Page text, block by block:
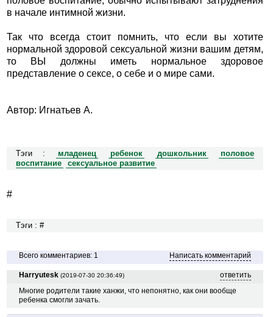
в начале интимной жизни.
Так что всегда стоит помнить, что если вы хотите
нормальной здоровой сексуальной жизни вашим детям,
то ВЫ должны иметь нормальное здоровое
представление о сексе, о себе и о мире сами.
Автор: Игнатьев А.
Тэги : младенец ребенок дошкольник
половое
воспитание
сексуальное развитие
#
Тэги : #
Всего комментариев: 1 Написать комментарий
Harryutesk (2019-07-30 20:36:49)
ответить
Многие родители такие ханжи, что непонятно, как они вообще
ребенка смогли зачать.